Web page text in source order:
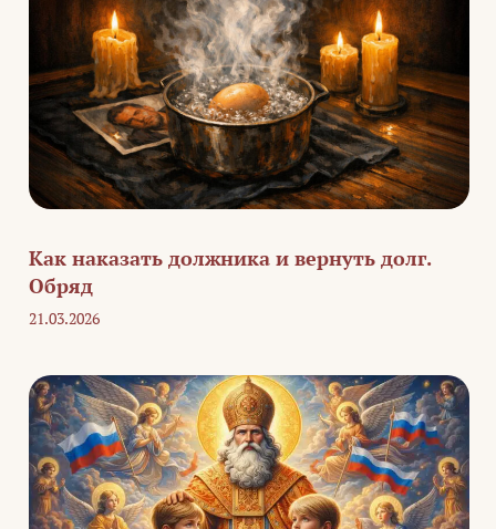
Как наказать должника и вернуть долг.
Обряд
21.03.2026